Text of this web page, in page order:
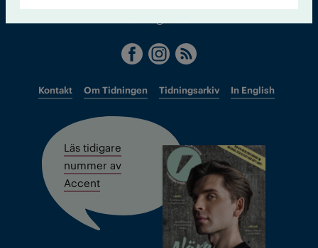
Chefredaktör och ansvarig utgivare: Barbro Janson Lundkvist,
barbro@a4.se.
Kontakt Om Tidningen Tidningsarkiv In English
Läs tidigare
nummer av
Accent